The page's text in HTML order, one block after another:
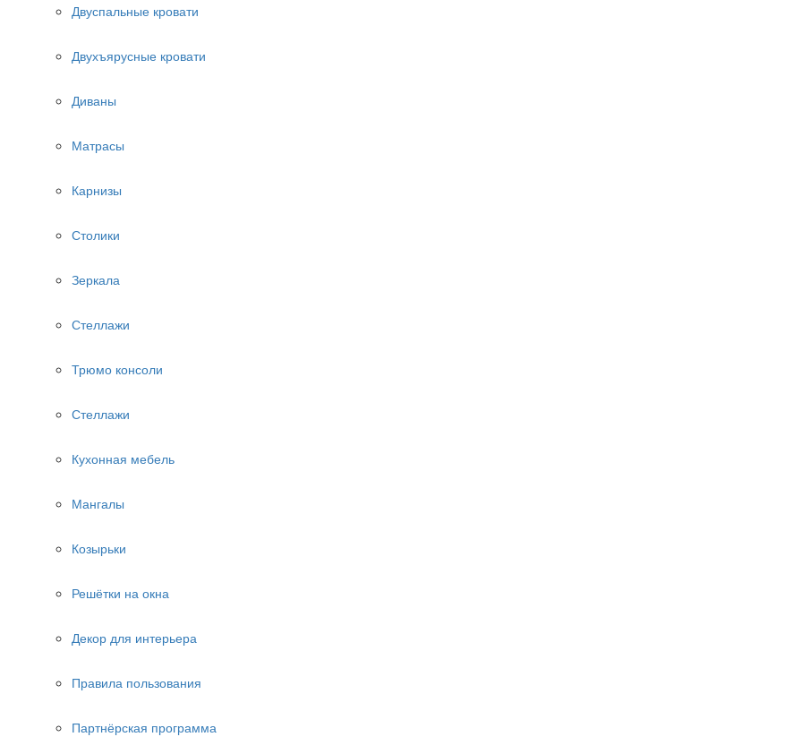
Двуспальные кровати
Двухъярусные кровати
Диваны
Матрасы
Карнизы
Столики
Зеркала
Стеллажи
Трюмо консоли
Стеллажи
Кухонная мебель
Мангалы
Козырьки
Решётки на окна
Декор для интерьера
Правила пользования
Партнёрская программа